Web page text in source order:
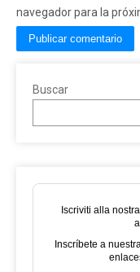
navegador para la
Buscar
Iscriviti alla
Inscríbete a